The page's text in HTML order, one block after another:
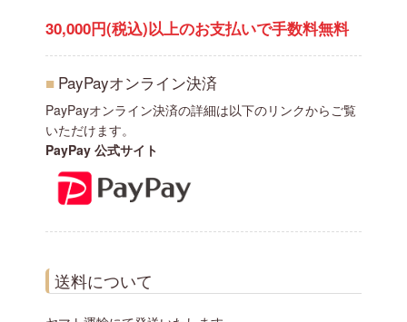
30,000円(税込)以上のお支払いで手数料無料
■ PayPayオンライン決済
PayPayオンライン決済の詳細は以下のリンクからご覧
いただけます。
PayPay 公式サイト
送料について